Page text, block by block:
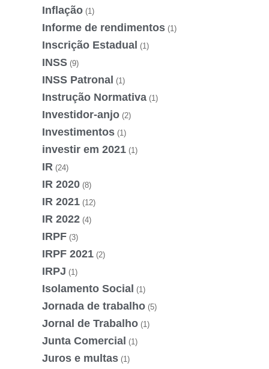
Inflação (1)
Informe de rendimentos (1)
Inscrição Estadual (1)
INSS (9)
INSS Patronal (1)
Instrução Normativa (1)
Investidor-anjo (2)
Investimentos (1)
investir em 2021 (1)
IR (24)
IR 2020 (8)
IR 2021 (12)
IR 2022 (4)
IRPF (3)
IRPF 2021 (2)
IRPJ (1)
Isolamento Social (1)
Jornada de trabalho (5)
Jornal de Trabalho (1)
Junta Comercial (1)
Juros e multas (1)